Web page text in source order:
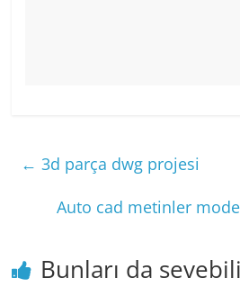
← 3d parça dwg projesi
Auto cad metinler
Bunları da